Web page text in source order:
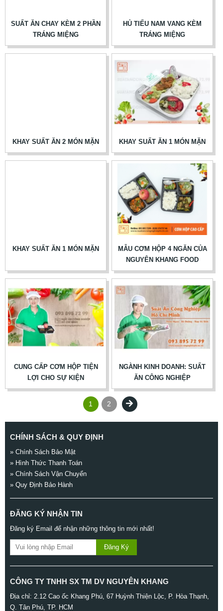
SUẤT ĂN CHAY KÈM 2 PHẦN
TRÁNG MIỆNG
HỦ TIẾU NAM VANG KÈM
TRÁNG MIỆNG
KHAY SUẤT ĂN 2 MÓN MẶN KHAY SUẤT ĂN 1 MÓN MẶN
KHAY SUẤT ĂN 1 MÓN MẶN
MẪU CƠM HỘP 4 NGĂN CỦA
NGUYÊN KHANG FOOD
CUNG CẤP CƠM HỘP TIỆN
LỢI CHO SỰ KIỆN
NGÀNH KINH DOANH: SUẤT
ĂN CÔNG NGHIỆP
1 2
CHÍNH SÁCH & QUY ĐỊNH
» Chính Sách Bảo Mật
» Hình Thức Thanh Toán
» Chính Sách Vận Chuyển
» Quy Định Bảo Hành
ĐĂNG KÝ NHẬN TIN
Đăng ký Email để nhận những thông tin mới nhất!
Đăng Ký
CÔNG TY TNHH SX TM DV NGUYÊN KHANG
Địa chỉ: 2.12 Cao ốc Khang Phú, 67 Huỳnh Thiện Lộc, P. Hòa Thạnh,
Q. Tân Phú, TP. HCM